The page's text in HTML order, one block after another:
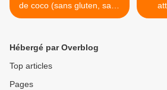
de coco (sans gluten, sans
lactose)
Hébergé par Overblog
Top articles
Pages